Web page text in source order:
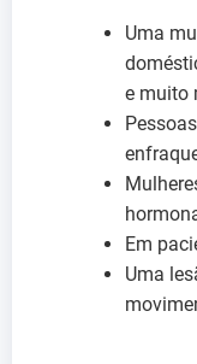
Uma
e muito
Em
Uma